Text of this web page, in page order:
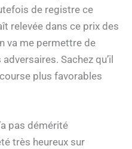
de registre ce
relevée dans ce prix des
va me permettre de
Sachez qu’il
plus favorables
pas démérité
très heureux sur